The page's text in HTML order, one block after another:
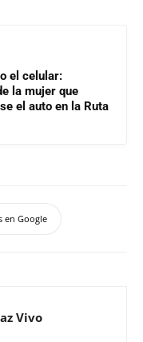
el celular:
la mujer que
el auto en la Ruta
en Google
Vivo